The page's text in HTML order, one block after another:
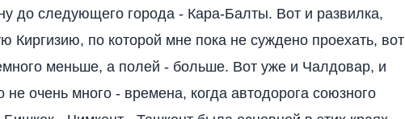
до следующего города - Кара-Балты. Вот и развилка,
по которой мне пока не суждено проехать, вот
меньше, а полей - больше. Вот уже и Чалдовар, и
очень много - времена, когда автодорога союзного